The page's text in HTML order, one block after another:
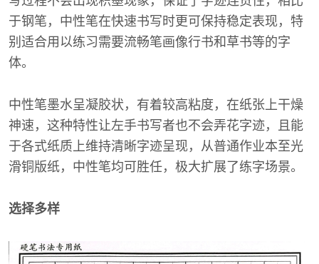
于钢笔，中性笔在快速书写时更可保持稳定表现，特
别适合用以练习需要流畅笔画像行书和草书等的字
体。
中性笔墨水呈凝胶状，有着较高粘度，在纸张上干燥
神速，这种特性让左手书写者也不会弄花字迹，且能
于各式纸质上维持清晰字迹呈现，从普通作业本至光
滑铜版纸，中性笔均可胜任，极大扩展了练字场景。
选择多样